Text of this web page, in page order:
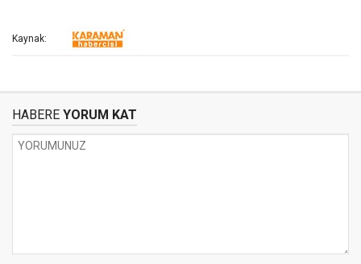
Kaynak:
HABERE YORUM KAT